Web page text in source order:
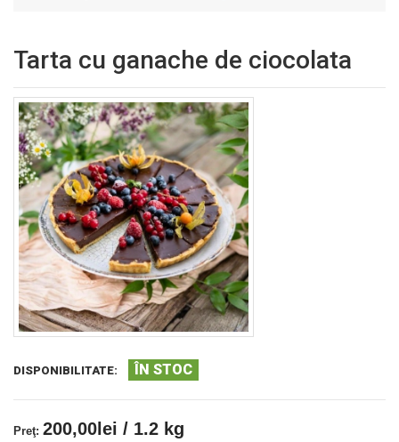
Tarta cu ganache de ciocolata
DISPONIBILITATE: ÎN STOC
Preţ: 200,00lei / 1.2 kg